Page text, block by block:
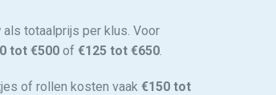
als totaalprijs per klus. Voor
tot €500of €125 tot €650.
of rollen kosten vaak €150 tot